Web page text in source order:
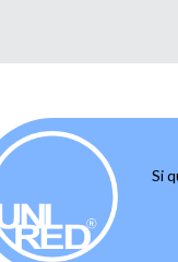
Si